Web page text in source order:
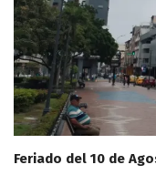
Feriado del 10 de